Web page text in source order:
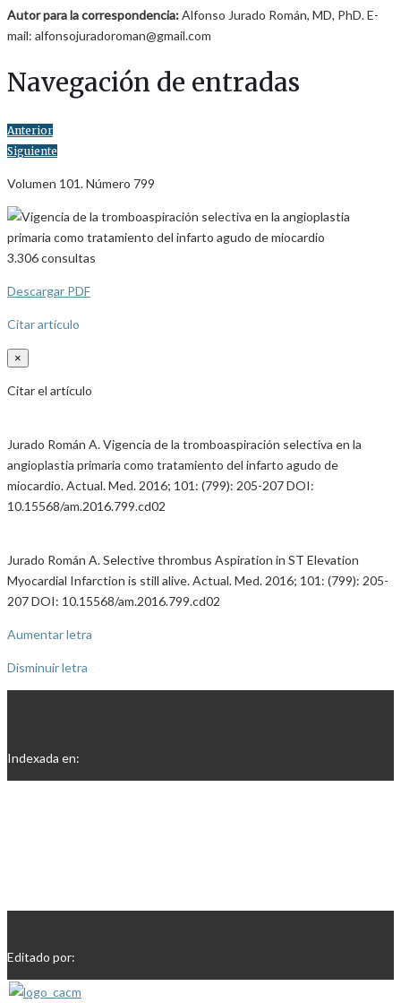
Autor para la correspondencia:Alfonso Jurado Román, MD, PhD. E-
mail: alfonsojuradoroman@gmail.com
Navegación de entradas
Anterior
Siguiente
Volumen 101. Número 799
3.306consultas
Descargar PDF
Citar artículo
×
Citar el artículo
Jurado Román A. Vigencia de la tromboaspiración selectiva en la
angioplastia primaria como tratamiento del infarto agudo de
miocardio. Actual. Med. 2016; 101: (799): 205-207 DOI:
10.15568/am.2016.799.cd02
Jurado Román A. Selective thrombus Aspiration in ST Elevation
Myocardial Infarction is still alive. Actual. Med. 2016; 101: (799): 205-
207 DOI: 10.15568/am.2016.799.cd02
Aumentar letra
Disminuir letra
Indexada en:
Editado por: